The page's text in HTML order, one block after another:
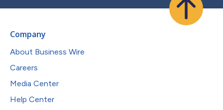
Company
About Business Wire
Careers
Media Center
Help Center